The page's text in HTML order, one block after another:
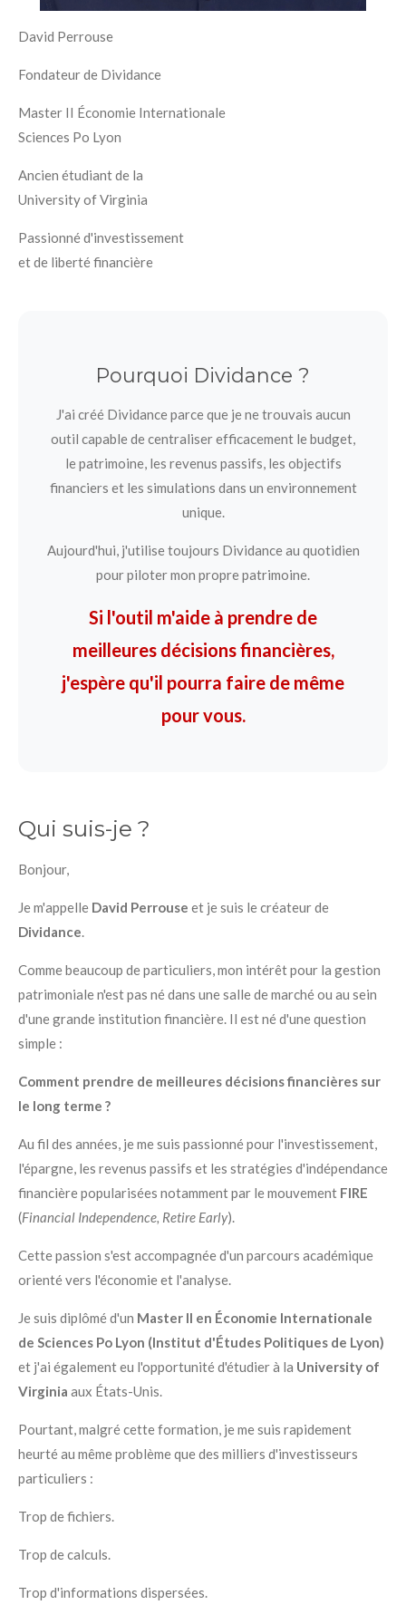
David Perrouse
Fondateur de Dividance
Master II Économie Internationale
Sciences Po Lyon
Ancien étudiant de la
University of Virginia
Passionné d'investissement
et de liberté financière
Pourquoi Dividance ?
J'ai créé Dividance parce que je ne trouvais aucun
outil capable de centraliser efficacement le budget,
le patrimoine, les revenus passifs, les objectifs
financiers et les simulations dans un environnement
unique.
Aujourd'hui, j'utilise toujours Dividance au quotidien
pour piloter mon propre patrimoine.
Si l'outil m'aide à prendre de
meilleures décisions financières,
j'espère qu'il pourra faire de même
pour vous.
Qui suis-je ?
Bonjour,
Je m'appelle David Perrouse et je suis le créateur de
Dividance.
Comme beaucoup de particuliers, mon intérêt pour la gestion
patrimoniale n'est pas né dans une salle de marché ou au sein
d'une grande institution financière. Il est né d'une question
simple :
Comment prendre de meilleures décisions financières sur
le long terme ?
Au fil des années, je me suis passionné pour l'investissement,
l'épargne, les revenus passifs et les stratégies d'indépendance
financière popularisées notamment par le mouvement FIRE
(Financial Independence, Retire Early).
Cette passion s'est accompagnée d'un parcours académique
orienté vers l'économie et l'analyse.
Je suis diplômé d'un Master II en Économie Internationale
de Sciences Po Lyon (Institut d'Études Politiques de Lyon)
et j'ai également eu l'opportunité d'étudier à la University of
Virginia aux États-Unis.
Pourtant, malgré cette formation, je me suis rapidement
heurté au même problème que des milliers d'investisseurs
particuliers :
Trop de fichiers.
Trop de calculs.
Trop d'informations dispersées.